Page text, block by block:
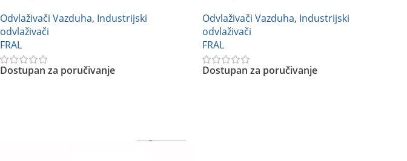
Odvlaživači Vazduha, Industrijski
odvlaživači
FRAL
Dostupan za poručivanje
Odvlaživači Vazduha, Industrijski
odvlaživači
FRAL
Dostupan za poručivanje